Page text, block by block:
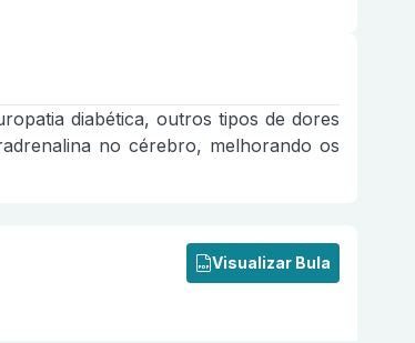
diabética, outros tipos de dores
no cérebro, melhorando os
Visualizar Bula